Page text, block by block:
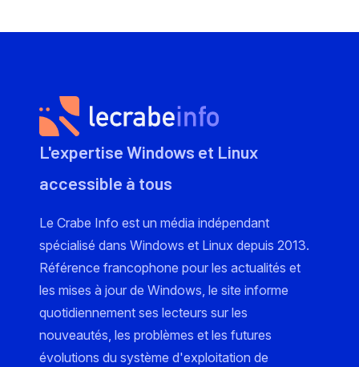
L'expertise Windows et Linux
accessible à tous
Le Crabe Info est un média indépendant
spécialisé dans Windows et Linux depuis 2013.
Référence francophone pour les actualités et
les mises à jour de Windows, le site informe
quotidiennement ses lecteurs sur les
nouveautés, les problèmes et les futures
évolutions du système d'exploitation de